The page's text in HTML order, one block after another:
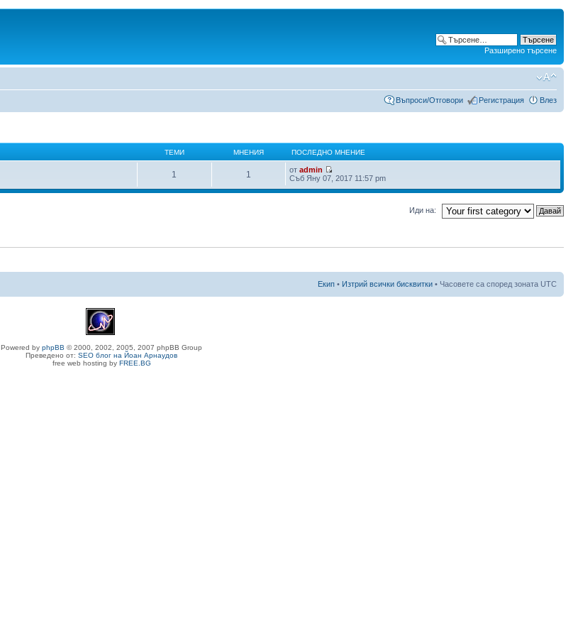
Разширено търсене
Въпроси/Отговори Регистрация Влез
ТЕМИ МНЕНИЯ ПОСЛЕДНО МНЕНИЕ
1 1 отadmin
Съб Яну 07, 2017 11:57 pm
Иди на:
Екип • Изтрий всички бисквитки • Часовете са според зоната UTC
Powered by phpBB © 2000, 2002, 2005, 2007 phpBB Group
Преведено от: SEO блог на Йоан Арнаудов
free web hosting by FREE.BG